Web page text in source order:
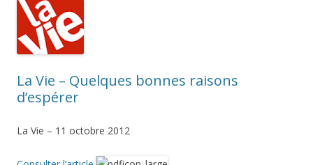
La Vie – Quelques bonnes raisons
d’espérer
La Vie – 11 octobre 2012